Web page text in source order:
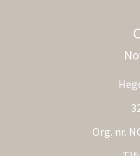
Org. nr.